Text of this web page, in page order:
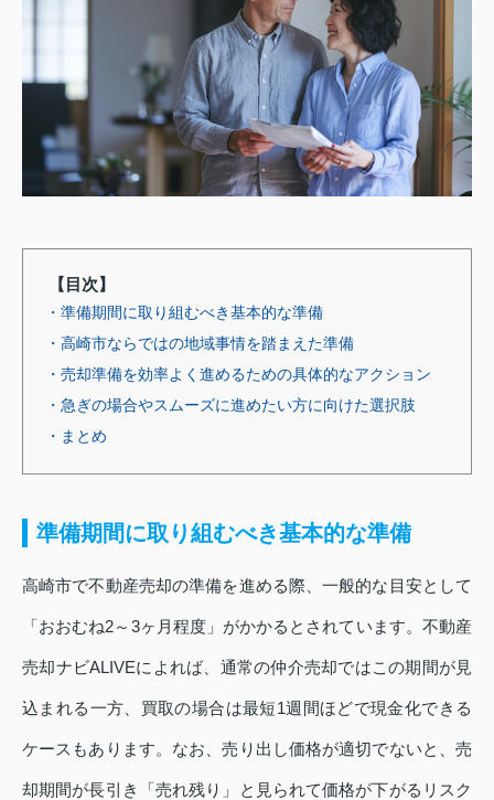
【目次】
・準備期間に取り組むべき基本的な準備
・高崎市ならではの地域事情を踏まえた準備
・売却準備を効率よく進めるための具体的なアクション
・急ぎの場合やスムーズに進めたい方に向けた選択肢
・まとめ
準備期間に取り組むべき基本的な準備
高崎市で不動産売却の準備を進める際、一般的な目安として
「おおむね2～3ヶ月程度」がかかるとされています。不動産
売却ナビALIVEによれば、通常の仲介売却ではこの期間が見
込まれる一方、買取の場合は最短1週間ほどで現金化できる
ケースもあります。なお、売り出し価格が適切でないと、売
却期間が長引き「売れ残り」と見られて価格が下がるリスク